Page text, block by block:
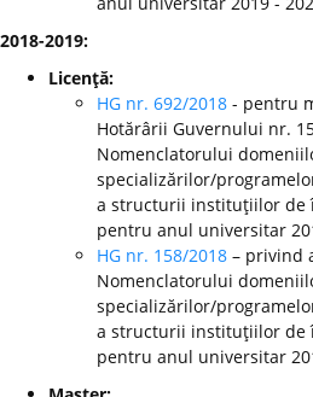
2018-2019:
Licenţă:
HG nr. 692/2018 - pentru
Hotărârii Guvernului nr.
Nomenclatorului
specializărilor/
a structurii instituţiilor de
pentru anul universitar
HG nr. 158/2018 – privind
Nomenclatorului
specializărilor/
a structurii instituţiilor de
pentru anul universitar